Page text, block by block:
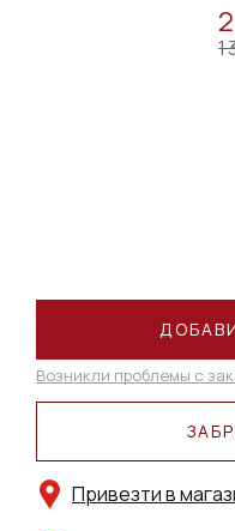
Привезти в
Возникли проблемы с